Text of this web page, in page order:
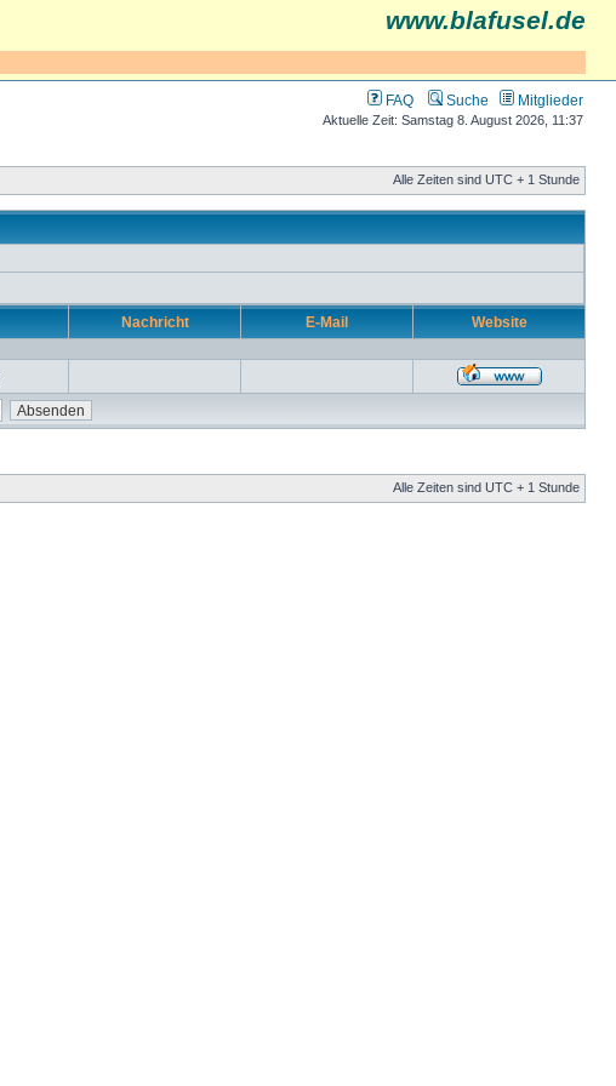
www.blafusel.de
FAQ Suche Mitglieder
Aktuelle Zeit: Samstag 8. August 2026, 11:37
Alle Zeiten sind UTC + 1 Stunde
Nachricht E-Mail Website
Alle Zeiten sind UTC + 1 Stunde